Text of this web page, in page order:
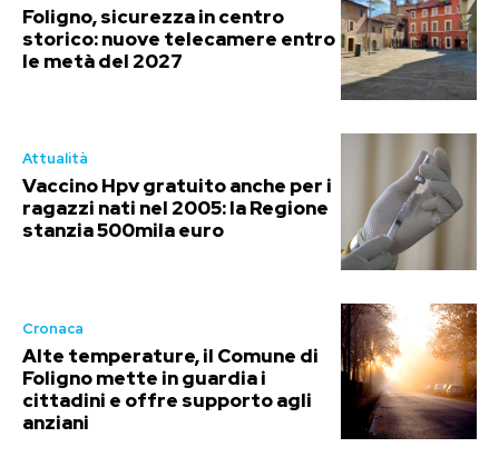
Foligno, sicurezza in centro
storico: nuove telecamere entro
le metà del 2027
Attualità
Vaccino Hpv gratuito anche per i
ragazzi nati nel 2005: la Regione
stanzia 500mila euro
Cronaca
Alte temperature, il Comune di
Foligno mette in guardia i
cittadini e offre supporto agli
anziani